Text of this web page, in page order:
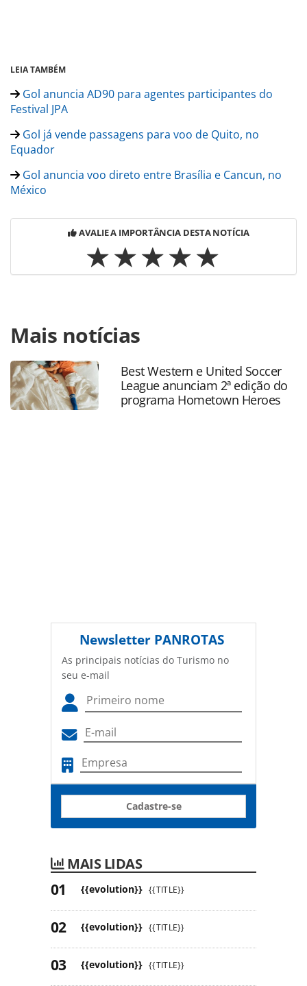
LEIA TAMBÉM
Gol anuncia AD90 para agentes participantes do
Festival JPA
Gol já vende passagens para voo de Quito, no
Equador
Gol anuncia voo direto entre Brasília e Cancun, no
México
AVALIE A IMPORTÂNCIA DESTA NOTÍCIA
https://www.panrotas.com.br/aviacao/empresas/2018/09/
sobe-6-com-compra-de-r-600-mi-em-passagens-pela-
smiles_159156.html ou as ferramentas oferecidas na
página. Todo o conteúdo produzido pela PANROTAS
Editora é protegido pela legislação brasileira sobre direito
autoral. Não reproduza o conteúdo sem autorização da
Mais notícias
Best Western e United Soccer
League anunciam 2ª edição do
programa Hometown Heroes
Newsletter PANROTAS
As principais notícias do Turismo no
seu e-mail
Cadastre-se
MAIS LIDAS
{{evolution}} {{TITLE}}
{{evolution}} {{TITLE}}
{{evolution}} {{TITLE}}